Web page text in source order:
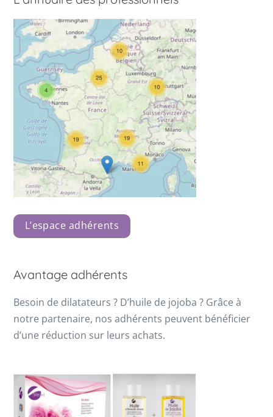
L’espace adhérents
Avantage adhérents
Besoin de dilatateurs ? D’huile de jojoba ? Grâce à
notre partenaire, nos adhérents peuvent bénéficier
d’une réduction sur leurs achats.